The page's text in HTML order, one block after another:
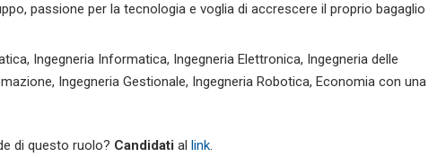
passione per la tecnologia e voglia di accrescere il proprio bagaglio
Ingegneria Informatica, Ingegneria Elettronica, Ingegneria delle
Ingegneria Gestionale, Ingegneria Robotica, Economia con una
di questo ruolo? Candidati al link.